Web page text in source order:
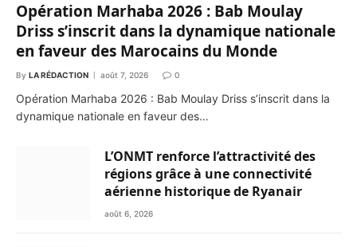
Opération Marhaba 2026 : Bab Moulay
Driss s’inscrit dans la dynamique nationale
en faveur des Marocains du Monde
By LA RÉDACTION août 7, 2026 0
Opération Marhaba 2026 : Bab Moulay Driss s’inscrit dans la
dynamique nationale en faveur des…
L’ONMT renforce l’attractivité des
régions grâce à une connectivité
aérienne historique de Ryanair
août 6, 2026